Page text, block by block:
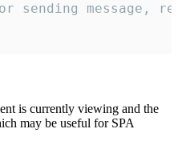
sending message,
is currently viewing and the
may be useful for SPA